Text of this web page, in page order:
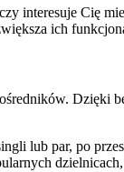
interesuje Cię
ich
Dzięki
lub par, po